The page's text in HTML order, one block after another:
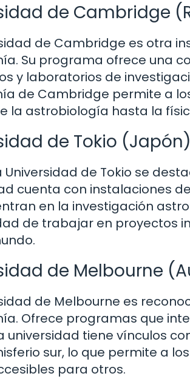
de Cambridge
de Cambridge es otra
Su programa ofrece una
y laboratorios de
de Cambridge permite a
la astrobiología hasta la
de Tokio (Japón)
Universidad de Tokio se
cuenta con instalaciones
en la investigación
de trabajar en proyectos
de Melbourne
de Melbourne es
Ofrece programas que
universidad tiene vínculos
sur, lo que permite a
para otros.